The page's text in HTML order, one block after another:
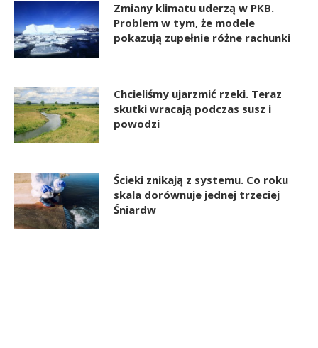
Zmiany klimatu uderzą w PKB.
Problem w tym, że modele
pokazują zupełnie różne rachunki
Chcieliśmy ujarzmić rzeki. Teraz
skutki wracają podczas susz i
powodzi
Ścieki znikają z systemu. Co roku
skala dorównuje jednej trzeciej
Śniardw